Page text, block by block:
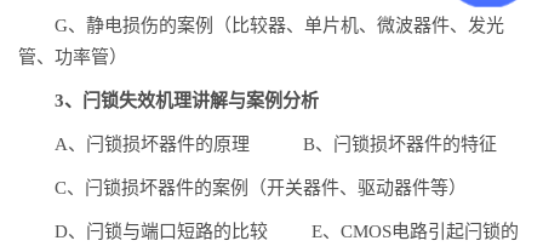
G、静电损伤的案例（比较器、单片机、微波器件、发光
管、功率管）
3、闩锁失效机理讲解与案例分析
A、闩锁损坏器件的原理 B、闩锁损坏器件的特征
C、闩锁损坏器件的案例（开关器件、驱动器件等）
D、闩锁与端口短路的比较 E、CMOS电路引起闩锁的